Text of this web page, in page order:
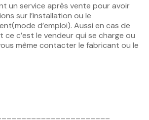
un service après vente pour avoir
sur l’installation ou le
d’emploi). Aussi en cas de
ce c’est le vendeur qui se charge ou
même contacter le fabricant ou le